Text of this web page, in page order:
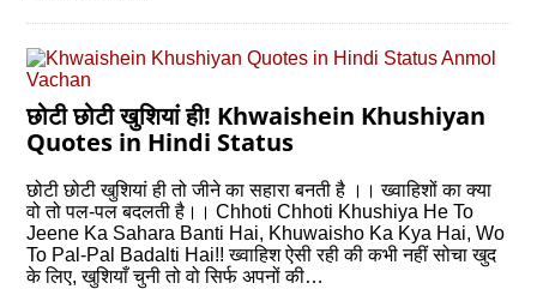
छोटी छोटी खुशियां ही! Khwaishein Khushiyan
Quotes in Hindi Status
छोटी छोटी खुशियां ही तो जीने का सहारा बनती है ।। ख्वाहिशों का क्या
वो तो पल-पल बदलती है।। Chhoti Chhoti Khushiya He To
Jeene Ka Sahara Banti Hai, Khuwaisho Ka Kya Hai, Wo
To Pal-Pal Badalti Hai!! ख्‍वाहिश ऐसी रही की कभी नहीं सोचा खुद
के लिए, खुशियाँ चुनी तो वो सिर्फ अपनों की…